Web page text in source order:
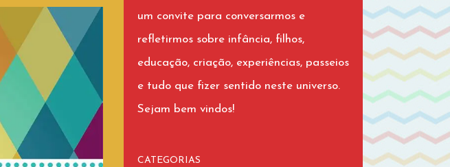
um convite para conversarmos e
refletirmos sobre infância, filhos,
educação, criação, experiências, passeios
e tudo que fizer sentido neste universo.
Sejam bem vindos!
CATEGORIAS